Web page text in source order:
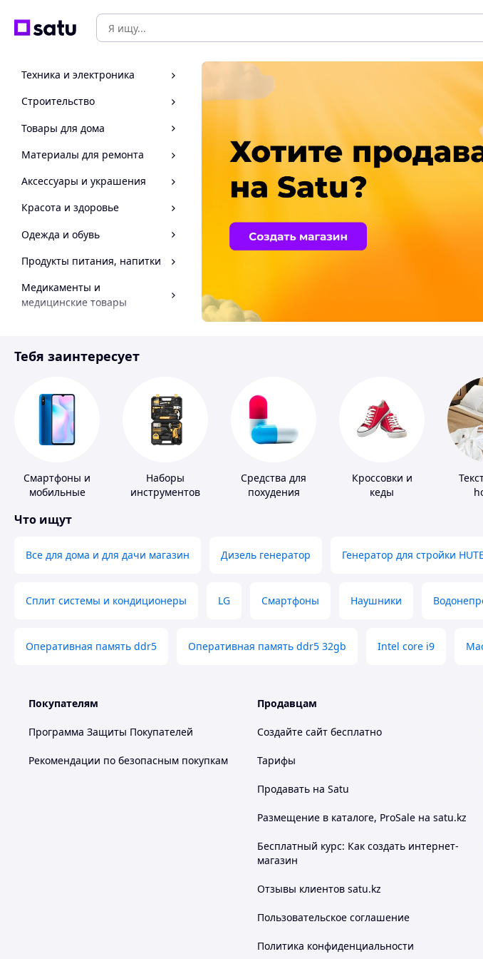
Техника и электроника
Строительство
Товары для дома
Материалы для ремонта
Аксессуары и украшения
Красота и здоровье
Одежда и обувь
Продукты питания, напитки
Медикаменты и
медицинские товары
Инструмент
Тебя заинтересует
Смартфоны и
мобильные
Наборы
инструментов
Средства для
похудения
Кроссовки и
кеды
Что ищут
Все для дома и для дачи магазин Дизель генератор Генератор для стройки
Сплит системы и кондиционеры LG Смартфоны Наушники
Оперативная память ddr5 Оперативная память ddr5 32gb Intel core i9
Покупателям
Программа Защиты Покупателей
Рекомендации по безопасным покупкам
Продавцам
Создайте сайт бесплатно
Тарифы
Продавать на Satu
Размещение в каталоге, ProSale на satu.kz
Бесплатный курс: Как создать интернет-
магазин
Отзывы клиентов satu.kz
Пользовательское соглашение
Политика конфиденциальности